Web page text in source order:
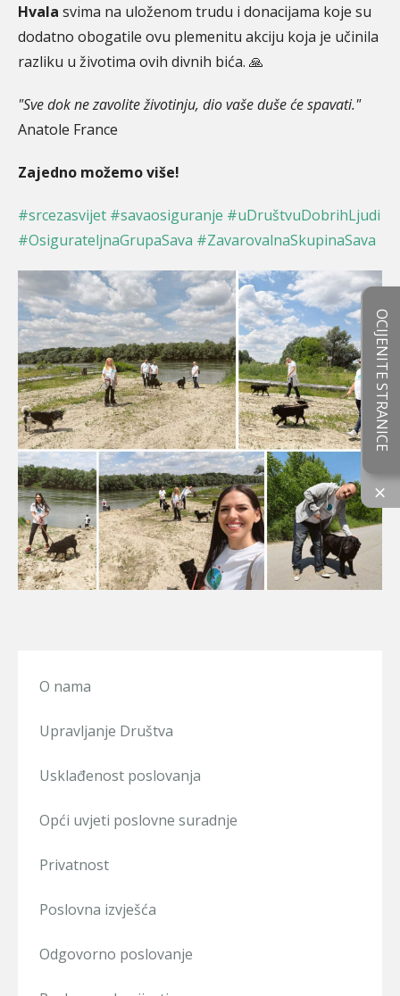
Hvala svima na uloženom trudu i donacijama koje su
dodatno obogatile ovu plemenitu akciju koja je učinila
razliku u životima ovih divnih bića. 🙏
"Sve dok ne zavolite životinju, dio vaše duše će spavati."
Anatole France
Zajedno možemo više!
#srcezasvijet #savaosiguranje #uDruštvuDobrihLjudi
#OsigurateljnaGrupaSava #ZavarovalnaSkupinaSava
O nama
Upravljanje Društva
Usklađenost poslovanja
Opći uvjeti poslovne suradnje
Privatnost
Poslovna izvješća
Odgovorno poslovanje
×
OCIJENITE STRANICE